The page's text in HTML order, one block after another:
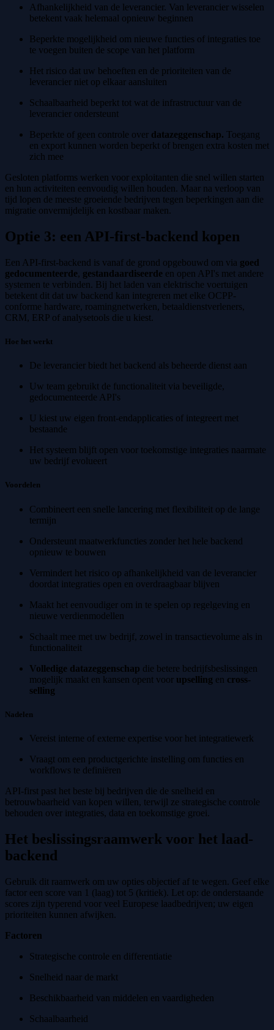
Afhankelijkheid van de leverancier. Van leverancier wisselen
betekent vaak helemaal opnieuw beginnen
Beperkte mogelijkheid om nieuwe functies of integraties toe
te voegen buiten de scope van het platform
Het risico dat uw behoeften en de prioriteiten van de
leverancier niet op elkaar aansluiten
Schaalbaarheid beperkt tot wat de infrastructuur van de
leverancier ondersteunt
Beperkte of geen controle over datazeggenschap. Toegang
en export kunnen worden beperkt of brengen extra kosten met
zich mee
Gesloten platforms werken voor exploitanten die snel willen starten
en hun activiteiten eenvoudig willen houden. Maar na verloop van
tijd lopen de meeste groeiende bedrijven tegen beperkingen aan die
migratie onvermijdelijk en kostbaar maken.
Optie 3: een API-first-backend kopen
Een API-first-backend is vanaf de grond opgebouwd om via goed
gedocumenteerde, gestandaardiseerde en open API's met andere
systemen te verbinden. Bij het laden van elektrische voertuigen
betekent dit dat uw backend kan integreren met elke OCPP-
conforme hardware, roamingnetwerken, betaaldienstverleners,
CRM, ERP of analysetools die u kiest.
Hoe het werkt
De leverancier biedt het backend als beheerde dienst aan
Uw team gebruikt de functionaliteit via beveiligde,
gedocumenteerde API's
U kiest uw eigen front-endapplicaties of integreert met
bestaande
Het systeem blijft open voor toekomstige integraties naarmate
uw bedrijf evolueert
Voordelen
Combineert een snelle lancering met flexibiliteit op de lange
termijn
Ondersteunt maatwerkfuncties zonder het hele backend
opnieuw te bouwen
Vermindert het risico op afhankelijkheid van de leverancier
doordat integraties open en overdraagbaar blijven
Maakt het eenvoudiger om in te spelen op regelgeving en
nieuwe verdienmodellen
Schaalt mee met uw bedrijf, zowel in transactievolume als in
functionaliteit
Volledige datazeggenschap die betere bedrijfsbeslissingen
mogelijk maakt en kansen opent voor upselling en cross-
selling
Nadelen
Vereist interne of externe expertise voor het integratiewerk
Vraagt om een productgerichte instelling om functies en
workflows te definiëren
API-first past het beste bij bedrijven die de snelheid en
betrouwbaarheid van kopen willen, terwijl ze strategische controle
behouden over integraties, data en toekomstige groei.
Het beslissingsraamwerk voor het laad-
backend
Gebruik dit raamwerk om uw opties objectief af te wegen. Geef elke
factor een score van 1 (laag) tot 5 (kritiek). Let op: de onderstaande
scores zijn typerend voor veel Europese laadbedrijven; uw eigen
prioriteiten kunnen afwijken.
Factoren
Strategische controle en differentiatie
Snelheid naar de markt
Beschikbaarheid van middelen en vaardigheden
Schaalbaarheid